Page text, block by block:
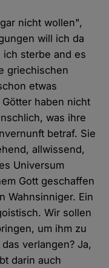
nicht wollen",
will ich da
sterbe and es
griechischen
etwas
haben nicht
was ihre
betraf. Sie
allwissend,
Universum
Gott geschaffen
Wahnsinniger. Ein
Wir sollen
um ihm zu
verlangen? Ja,
darin auch